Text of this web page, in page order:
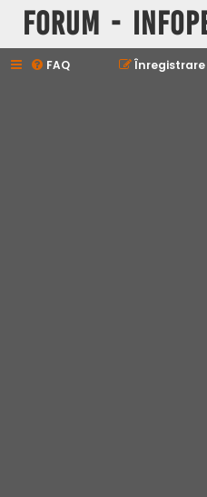
Forum -
FAQ Înregistrare